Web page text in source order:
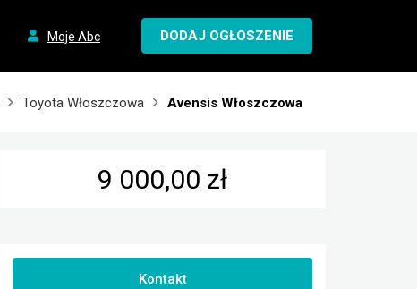
Moje Abc DODAJ OGŁOSZENIE
Toyota Włoszczowa Avensis Włoszczowa
9 000,00 zł
Kontakt